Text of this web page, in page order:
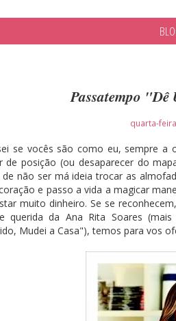
Passatempo
quarta-
se vocês são como eu, sempre a
de posição (ou desaparecer do
de não ser má ideia trocar as
e passo a vida a magicar
muito dinheiro. Se se
querida da Ana Rita Soares
Mudei a Casa"), temos para vos